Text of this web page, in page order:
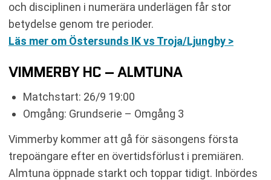
och disciplinen i numerära underlägen får stor
betydelse genom tre perioder.
Läs mer om Östersunds IK vs Troja/Ljungby >
VIMMERBY HC – ALMTUNA
Matchstart: 26/9 19:00
Omgång: Grundserie – Omgång 3
Vimmerby kommer att gå för säsongens första
trepoängare efter en övertidsförlust i premiären.
Almtuna öppnade starkt och toppar tidigt. Inbördes